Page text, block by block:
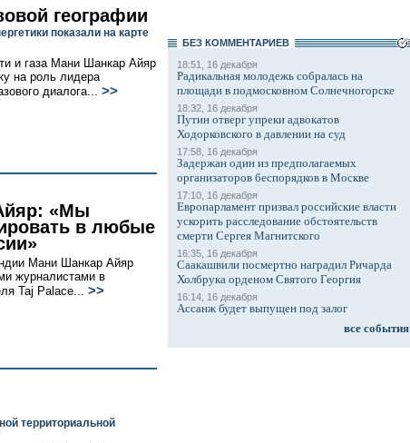
географии
показали на карте
и газа Мани Шанкар Айяр
на роль лидера
диалога... >>
«Мы
в любые
Мани Шанкар Айяр
журналистами в
Taj Palace... >>
территориальной
БЕЗ КОМMЕНТАРИЕВ
18:51, 16 декабря
Радикальная молодежь собралась на
площади в подмосковном Солнечногорске
18:32, 16 декабря
Путин отверг упреки адвокатов
Ходорковского в давлении на суд
17:58, 16 декабря
Задержан один из предполагаемых
организаторов беспорядков в Москве
17:10, 16 декабря
Европарламент призвал российские власти
ускорить расследование обстоятельств
смерти Сергея Магнитского
16:35, 16 декабря
Саакашвили посмертно наградил Ричарда
Холбрука орденом Святого Георгия
16:14, 16 декабря
Ассанж будет выпущен под залог
все события